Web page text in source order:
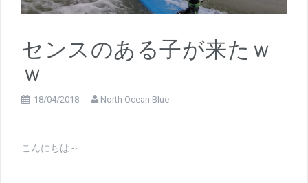
センスのある子が来たｗ
ｗ
18/04/2018 North Ocean Blue
こんにちは～